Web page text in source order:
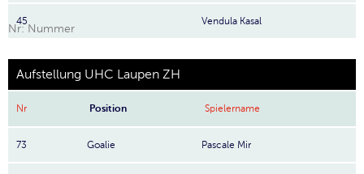
45 Vendula Kasal
Nr: Nummer
Aufstellung UHC Laupen ZH
Nr Position Spielername
73 Goalie Pascale Mir